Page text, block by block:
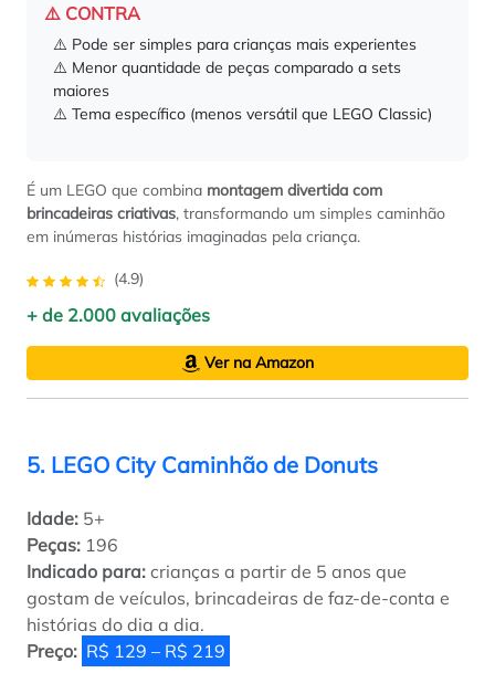
⚠️ CONTRA
⚠️ Pode ser simples para crianças mais experientes
⚠️ Menor quantidade de peças comparado a sets
maiores
⚠️ Tema específico (menos versátil que LEGO Classic)
É um LEGO que combina montagem divertida com
brincadeiras criativas, transformando um simples caminhão
em inúmeras histórias imaginadas pela criança.
(4.9)
+ de 2.000 avaliações
Ver na Amazon
5. LEGO City Caminhão de Donuts
Idade: 5+
Peças: 196
Indicado para: crianças a partir de 5 anos que
gostam de veículos, brincadeiras de faz-de-conta e
histórias do dia a dia.
Preço: R$ 129 – R$ 219